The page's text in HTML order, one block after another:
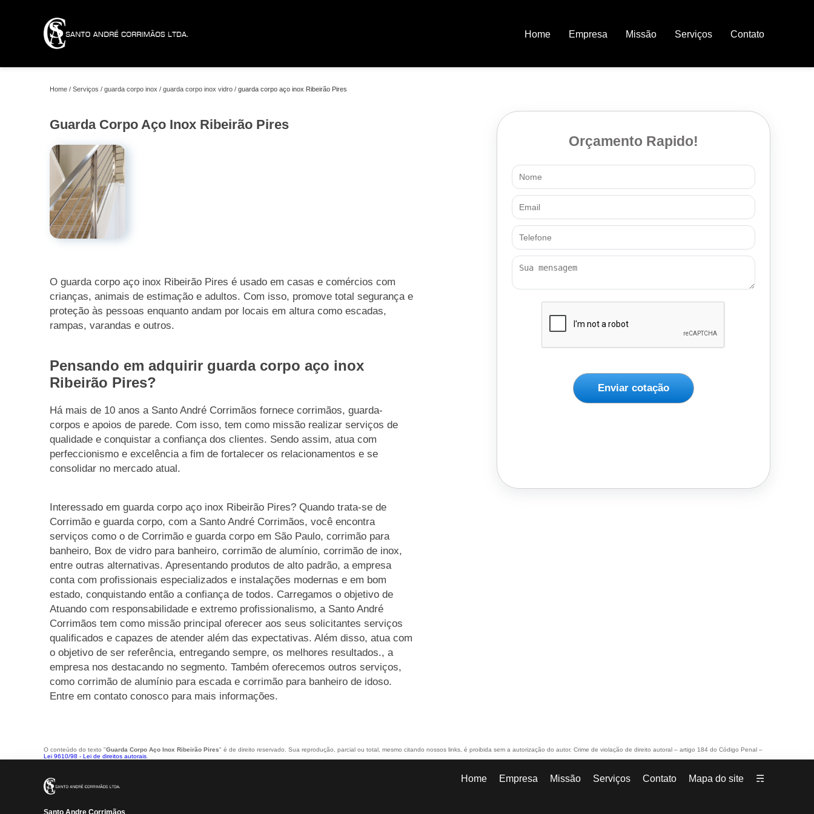
Home Empresa Missão Serviços Contato
Home Serviços guarda corpo inox guarda corpo inox vidro guarda corpo aço inox Ribeirão Pires
Guarda Corpo Aço Inox Ribeirão Pires
O guarda corpo aço inox Ribeirão Pires é usado em casas e comércios com
crianças, animais de estimação e adultos. Com isso, promove total segurança e
proteção às pessoas enquanto andam por locais em altura como escadas,
rampas, varandas e outros.
Pensando em adquirir guarda corpo aço inox
Ribeirão Pires?
Há mais de 10 anos a Santo André Corrimãos fornece corrimãos, guarda-
corpos e apoios de parede. Com isso, tem como missão realizar serviços de
qualidade e conquistar a confiança dos clientes. Sendo assim, atua com
perfeccionismo e excelência a fim de fortalecer os relacionamentos e se
consolidar no mercado atual.
Interessado em guarda corpo aço inox Ribeirão Pires? Quando trata-se de
Corrimão e guarda corpo, com a Santo André Corrimãos, você encontra
serviços como o de Corrimão e guarda corpo em São Paulo, corrimão para
banheiro, Box de vidro para banheiro, corrimão de alumínio, corrimão de inox,
entre outras alternativas. Apresentando produtos de alto padrão, a empresa
conta com profissionais especializados e instalações modernas e em bom
estado, conquistando então a confiança de todos. Carregamos o objetivo de
Atuando com responsabilidade e extremo profissionalismo, a Santo André
Corrimãos tem como missão principal oferecer aos seus solicitantes serviços
qualificados e capazes de atender além das expectativas. Além disso, atua com
o objetivo de ser referência, entregando sempre, os melhores resultados., a
empresa nos destacando no segmento. Também oferecemos outros serviços,
como corrimão de alumínio para escada e corrimão para banheiro de idoso.
Entre em contato conosco para mais informações.
Orçamento Rapido!
Enviar cotação
O conteúdo do texto "Guarda Corpo Aço Inox Ribeirão Pires" é de direito reservado. Sua reprodução, parcial ou total, mesmo citando nossos links, é proibida sem a autorização do autor. Crime de violação de direito autoral – artigo 184 do Código Penal –
Lei 9610/98 - Lei de direitos autorais
Santo Andre Corrimãos
Home Empresa Missão Serviços Contato Mapa do site ☴